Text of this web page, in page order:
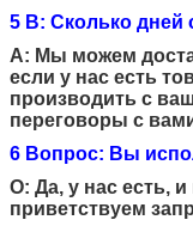
5 В: Сколько дней
A: Мы можем
если у нас есть
производить с
переговоры с
6 Вопрос: Вы
О: Да, у нас есть,
приветствуем